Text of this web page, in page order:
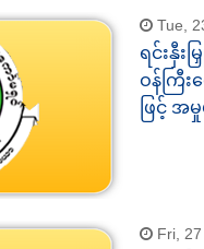
Tue,
ရင်းနှီး
ဝန်ကြီး
ဖြင့်
Fri,